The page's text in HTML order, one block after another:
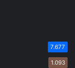
7.677
1.093